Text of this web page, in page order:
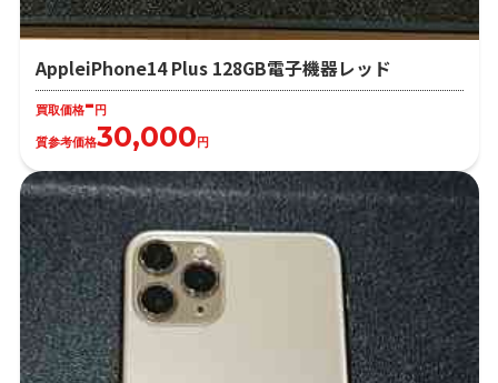
AppleiPhone14 Plus 128GB電子機器レッド
買取価格-円
質参考価格30,000円